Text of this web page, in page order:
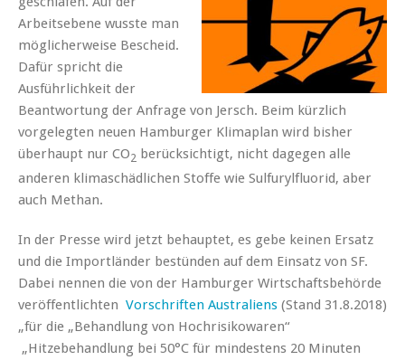
Arbeitsebene wusste man
möglicherweise Bescheid.
Dafür spricht die
Ausführlichkeit der
Beantwortung der Anfrage von Jersch. Beim kürzlich
vorgelegten neuen Hamburger Klimaplan wird bisher
überhaupt nur CO2 berücksichtigt, nicht dagegen alle
anderen klimaschädlichen Stoffe wie Sulfurylfluorid, aber
auch Methan.
In der Presse wird jetzt behauptet, es gebe keinen Ersatz
und die Importländer bestünden auf dem Einsatz von SF.
Dabei nennen die von der Hamburger Wirtschaftsbehörde
veröffentlichten Vorschriften Australiens (Stand 31.8.2018)
„für die „Behandlung von Hochrisikowaren“
„Hitzebehandlung bei 50°C für mindestens 20 Minuten